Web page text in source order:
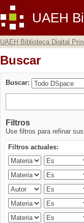
UAEH
Buscar
UAEH Biblioteca Digital
Buscar
Buscar:
Filtros
Use filtros para refinar
Filtros actuales: